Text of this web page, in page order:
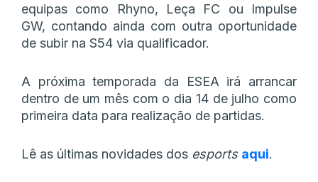
equipas como Rhyno, Leça FC ou Impulse
GW, contando ainda com outra oportunidade
de subir na S54 via qualificador.
A próxima temporada da ESEA irá arrancar
dentro de um mês com o dia 14 de julho como
primeira data para realização de partidas.
Lê as últimas novidades dos esports aqui.